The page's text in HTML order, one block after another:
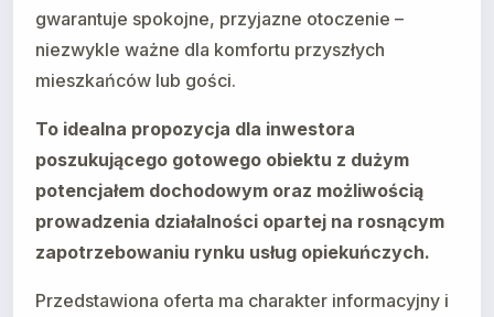
gwarantuje spokojne, przyjazne otoczenie –
niezwykle ważne dla komfortu przyszłych
mieszkańców lub gości.
To idealna propozycja dla inwestora
poszukującego gotowego obiektu z dużym
potencjałem dochodowym oraz możliwością
prowadzenia działalności opartej na rosnącym
zapotrzebowaniu rynku usług opiekuńczych.
Przedstawiona oferta ma charakter informacyjny i